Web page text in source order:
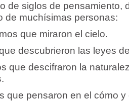
de siglos de pensamiento,
de muchísimas personas:
que miraron el cielo.
descubrieron las leyes
que descifraron la
que pensaron en el cómo y